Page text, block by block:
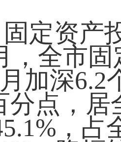
定资产
，全市
加深6.2
分点，居
，占